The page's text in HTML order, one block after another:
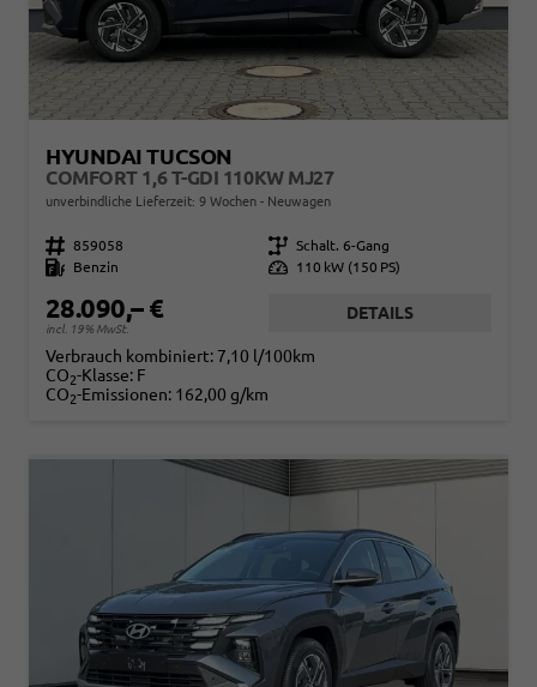
HYUNDAI TUCSON
COMFORT 1,6 T-GDI 110KW MJ27
unverbindliche Lieferzeit: 9 Wochen Neuwagen
Fahrzeugnr. 859058 Getriebe Schalt. 6-Gang
Kraftstoff
Benzin Leistung 110 kW (150 PS)
28.090,– €
incl. 19% MwSt.
DETAILS
Verbrauch kombiniert: 7,10 l/100km
CO2-Klasse: F
CO2-Emissionen: 162,00 g/km